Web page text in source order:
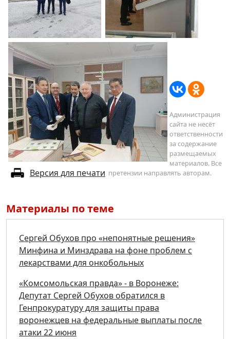
Версия для печати
Администрация
сайта не несёт
ответственности
за содержание
размещаемых
материалов. Все
претензии направлять авторам.
Материалы по теме
Сергей Обухов про «непонятные решения»
Минфина и Минздрава на фоне проблем с
лекарствами для онкобольных
«Комсомольская правда» - в Воронеже:
Депутат Сергей Обухов обратился в
Генпрокуратуру для защиты права
воронежцев на федеральные выплаты после
атаки 22 июня